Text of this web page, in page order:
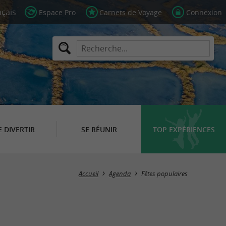
Espace Pro Carnets de Voyage Connexion
DIVERTIR SE RÉUNIR TOP EXPÉRIENCES
Masquer la carte
Accueil Agenda Fêtes populaires